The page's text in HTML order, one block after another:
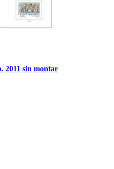
2011 sin montar